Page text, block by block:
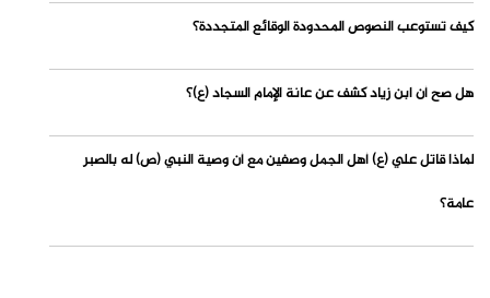
كيف تستوعب النصوص المحدودة الوقائع المتجددة؟
هل صح أن ابن زياد كشف عن عانة الإمام السجاد (ع)؟
لماذا قاتل علي (ع) أهل الجمل وصفين مع أن وصية النبي (ص) له بالصبر
عامة؟